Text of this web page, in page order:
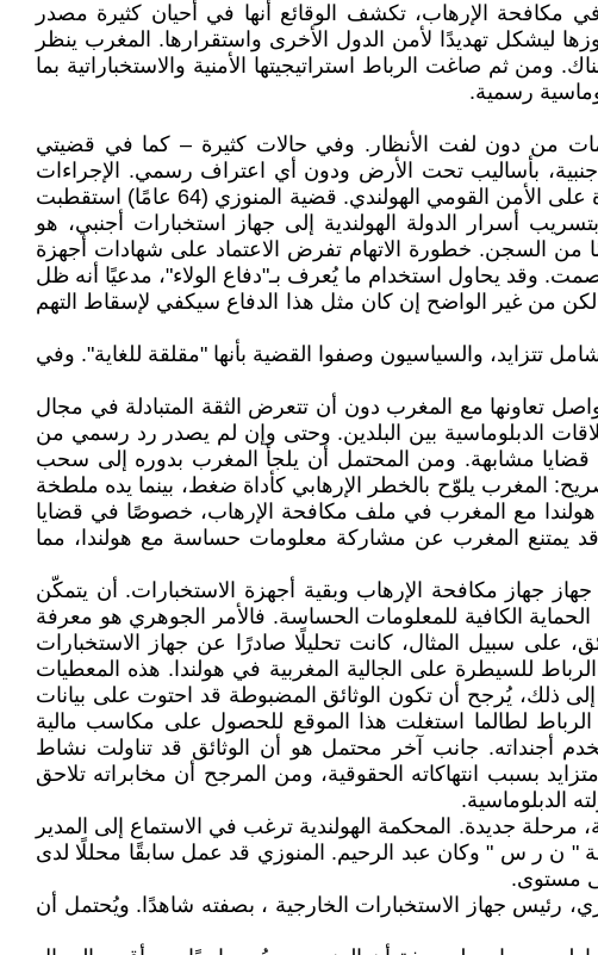
مكافحة الإرهاب، تكشف الوقائع أنها في أحيان كثيرة مصدر
ليشكل تهديدًا لأمن الدول الأخرى واستقرارها. المغرب ينظر
ثم صاغت الرباط استراتيجيتها الأمنية والاستخباراتية بما
رسمية.
من دون لفت الأنظار. وفي حالات كثيرة – كما في قضيتي
بأساليب تحت الأرض ودون أي اعتراف رسمي. الإجراءات
القضائية المحيطة بقضايا التجسس تحظى بأهمية قصوى، ليس فقط للمتهمين المعنيين، بل أيضًا لانعكاساتها المباشرة على الأمن القومي الهولندي. قضية المنوزي (64 عامًا) استقطبت
أسرار الدولة الهولندية إلى جهاز استخبارات أجنبي، هو
من السجن. خطورة الاتهام تفرض الاعتماد على شهادات أجهزة
وقد يحاول استخدام ما يُعرف بـ"دفاع الولاء"، مدعيًا أنه ظل
من غير الواضح إن كان مثل هذا الدفاع سيكفي لإسقاط التهم
تتزايد، والسياسيون وصفوا القضية بأنها "مقلقة للغاية". وفي
تعاونها مع المغرب دون أن تتعرض الثقة المتبادلة في مجال
الدبلوماسية بين البلدين. وحتى وإن لم يصدر رد رسمي من
قضايا مشابهة. ومن المحتمل أن يلجأ المغرب بدوره إلى سحب
المغرب يلوّح بالخطر الإرهابي كأداة ضغط، بينما يده ملطخة
هولندا مع المغرب في ملف مكافحة الإرهاب، خصوصًا في قضايا
يمتنع المغرب عن مشاركة معلومات حساسة مع هولندا، مما
جهاز مكافحة الإرهاب وبقية أجهزة الاستخبارات. أن يتمكّن
الكافية للمعلومات الحساسة. فالأمر الجوهري هو معرفة
على سبيل المثال، كانت تحليلًا صادرًا عن جهاز الاستخبارات
الرباط للسيطرة على الجالية المغربية في هولندا. هذه المعطيات
ذلك، يُرجح أن تكون الوثائق المضبوطة قد احتوت على بيانات
لطالما استغلت هذا الموقع للحصول على مكاسب مالية
أجنداته. جانب آخر محتمل هو أن الوثائق قد تناولت نشاط
بسبب انتهاكاته الحقوقية، ومن المرجح أن مخابراته تلاحق
الدبلوماسية.
جديدة. المحكمة الهولندية ترغب في الاستماع إلى المدير
" ن ر س " وكان عبد الرحيم. المنوزي قد عمل سابقًا محللًا لدى
مستوى.
رئيس جهاز الاستخبارات الخارجية ، بصفته شاهدًا. ويُحتمل أن